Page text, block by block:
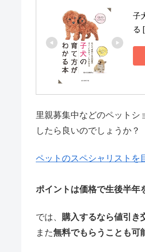
子
る
里親募集中などのペットシ
したら良いのでしょうか？
ペットのスペシャリストを
ポイントは価格で生後半年
では、 購入するなら値引き
また無料でもらうことも可